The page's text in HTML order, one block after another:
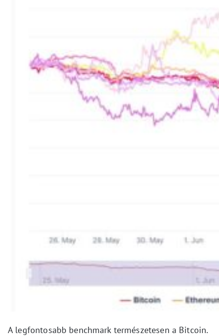
A legfontosabb benchmark természetesen a Bitcoin.